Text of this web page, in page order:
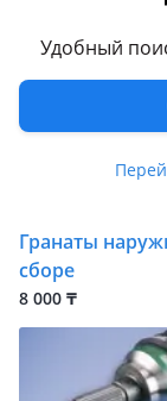
Удобный
Suzuki
Алматы
4846
Гранаты
сборе
8 000 ₸